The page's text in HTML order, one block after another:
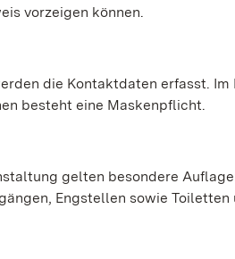
vorzeigen können.
die Kontaktdaten erfasst.
besteht eine Maskenpflicht.
gelten besondere
Engstellen sowie Toiletten